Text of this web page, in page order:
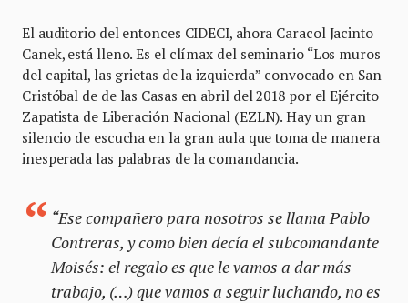
El auditorio del entonces CIDECI, ahora Caracol Jacinto
Canek, está lleno. Es el clímax del seminario “Los muros
del capital, las grietas de la izquierda” convocado en San
Cristóbal de de las Casas en abril del 2018 por el Ejército
Zapatista de Liberación Nacional (EZLN). Hay un gran
silencio de escucha en la gran aula que toma de manera
inesperada las palabras de la comandancia.
“Ese compañero para nosotros se llama Pablo
Contreras, y como bien decía el subcomandante
Moisés: el regalo es que le vamos a dar más
trabajo, (…) que vamos a seguir luchando, no es